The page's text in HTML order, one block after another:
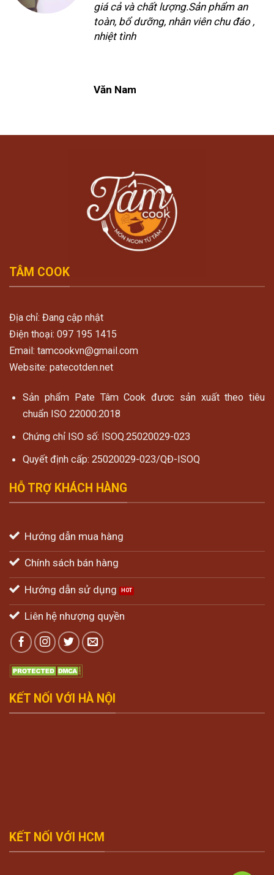
giá cả và chất lượng.Sản phẩm an
toàn, bổ dưỡng, nhân viên chu đáo ,
nhiệt tình
Văn Nam
TÂM COOK
Địa chỉ: Đang cập nhật
Điện thoại: 097 195 1415
Email: tamcookvn@gmail.com
Website: patecotden.net
Sản phẩm Pate Tâm Cook đươc sản xuất theo tiêu
chuẩn ISO 22000:2018
Chứng chỉ ISO số: ISOQ.25020029-023
Quyết định cấp: 25020029-023/QĐ-ISOQ
HỖ TRỢ KHÁCH HÀNG
Hướng dẫn mua hàng
Chính sách bán hàng
Hướng dẫn sử dụng
Liên hệ nhượng quyền
KẾT NỐI VỚI HÀ NỘI
KẾT NỐI VỚI HCM